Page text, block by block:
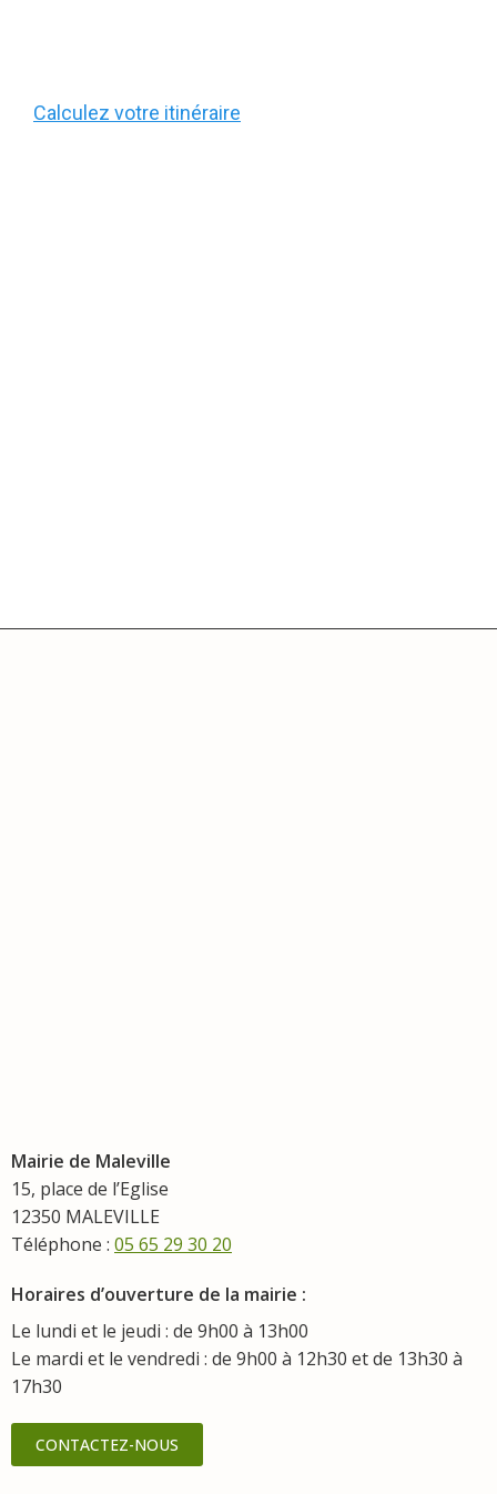
Calculez votre itinéraire
Mairie de Maleville
15, place de l’Eglise
12350 MALEVILLE
Téléphone : 05 65 29 30 20
Horaires d’ouverture de la mairie :
Le lundi et le jeudi : de 9h00 à 13h00
Le mardi et le vendredi : de 9h00 à 12h30 et de 13h30 à
17h30
CONTACTEZ-NOUS